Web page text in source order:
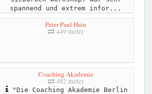
spannend und extrem infor...
Peter Paul Hain
449 meter
Coaching Akademie
482 meter
"Die Coaching Akademie Berlin